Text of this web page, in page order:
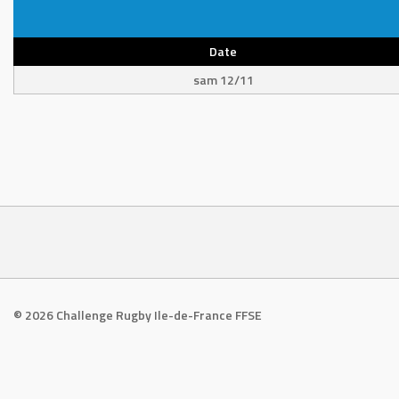
Date
sam 12/11
© 2026 Challenge Rugby Ile-de-France FFSE